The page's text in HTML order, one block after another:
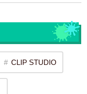
CLIP STUDIO